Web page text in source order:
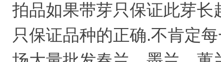
拍品如果带芽只保证此芽
只保证品种的正确.不肯定